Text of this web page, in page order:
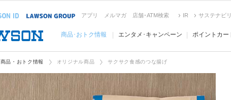
アプリ メルマガ 店舗･ATM検索 IR サステナビ
商品･おトク情報 エンタメ･キャンペーン ポイントカー
商品・おトク情報 オリジナル商品 サクサク食感のつな揚げ